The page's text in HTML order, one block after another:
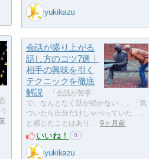
yukikazu
会話が盛り上がる
話し方のコツ7選｜
相手の興味を引く
テクニックを徹底
解説
「会話が苦手
で、なんとなく話が続かない…」「気
づいたら自分だけしゃべっていた…」
と感じたことはあり… 9ヶ月前
いいね！ 0
yukikazu